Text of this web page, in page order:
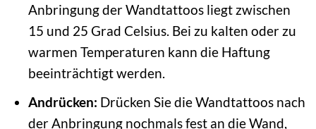
Anbringung der Wandtattoos liegt zwischen
15 und 25 Grad Celsius. Bei zu kalten oder zu
warmen Temperaturen kann die Haftung
beeinträchtigt werden.
Andrücken: Drücken Sie die Wandtattoos nach
der Anbringung nochmals fest an die Wand,